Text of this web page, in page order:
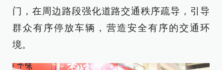
门，在周边路段强化道路交通秩序疏导，引导
群众有序停放车辆，营造安全有序的交通环
境。